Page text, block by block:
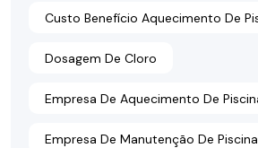
Custo Benefício Aquecimento De
Dosagem De Cloro
Empresa De Aquecimento De
Empresa De Manutenção De